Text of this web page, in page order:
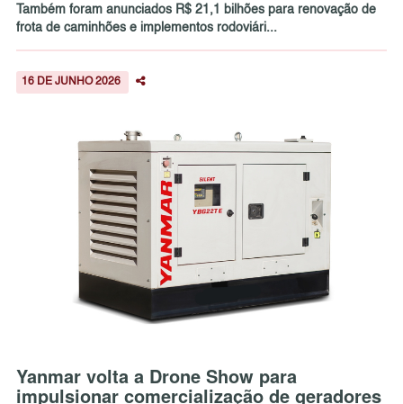
Também foram anunciados R$ 21,1 bilhões para renovação de
frota de caminhões e implementos rodoviári...
16 DE JUNHO 2026
Yanmar volta a Drone Show para
impulsionar comercialização de geradores